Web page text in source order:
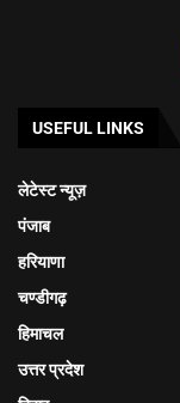
USEFUL LINKS
लेटेस्ट न्यूज़
पंजाब
हरियाणा
चण्डीगढ़
हिमाचल
उत्तर प्रदेश